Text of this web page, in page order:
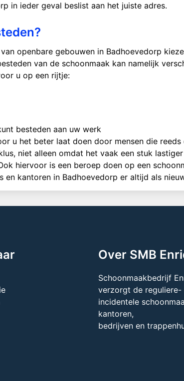
in ieder geval beslist aan het juiste adres.
openbare gebouwen in Badhoevedorp
van de schoonmaak kan namelijk
u op een rijtje:
besteden aan uw werk
u het beter laat doen door mensen die
niet alleen omdat het vaak een stuk
hiervoor is een beroep doen op een
kantoren in Badhoevedorp er altijd als
Over SMB
Schoonmaakbedrijf
verzorgt de reguliere-
incidentele
kantoren,
bedrijven en